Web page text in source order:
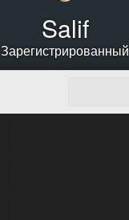
Salif
Зарегистрированный